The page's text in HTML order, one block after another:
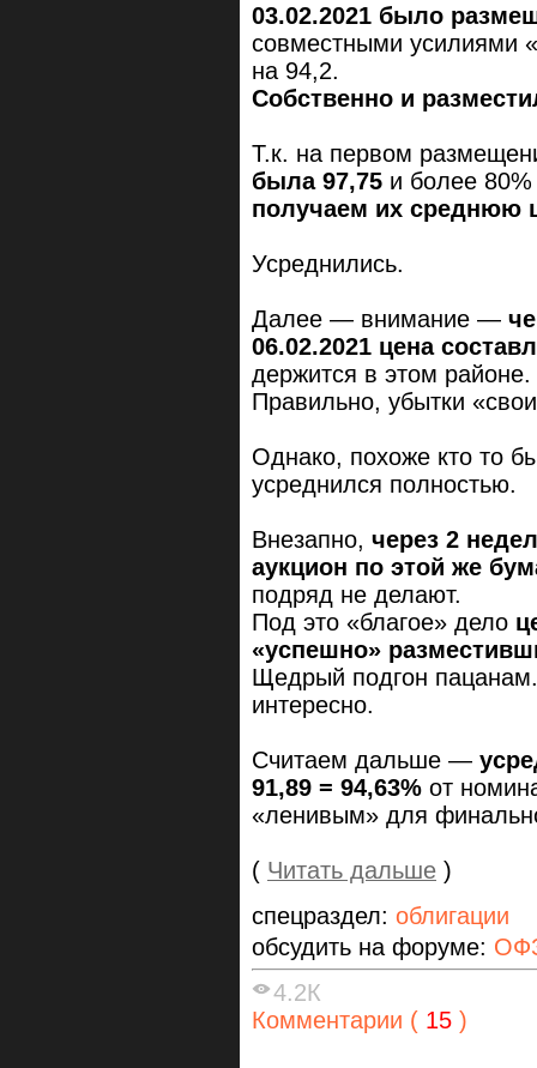
03.02.2021 было
совместными усилиями
на 94,2.
Собственно и
Т.к. на первом
была 97,75 и более
получаем их среднюю
Усреднились.
Далее — внимание —
06.02.2021 цена
держится в этом районе.
Правильно, убытки
Однако, похоже кто то
усреднился полностью.
Внезапно, через 2
аукцион по этой же
подряд не делают.
Под это «благое» дело
«успешно»
Щедрый подгон
интересно.
Считаем дальше —
91,89 = 94,63% от
«ленивым» для
( Читать дальше )
спецраздел: облигации
обсудить на форуме:
4.2К
Комментарии ( 15 )